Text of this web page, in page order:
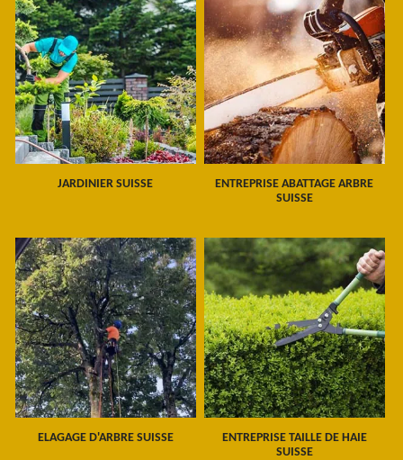
JARDINIER SUISSE
ENTREPRISE ABATTAGE ARBRE
SUISSE
ELAGAGE D'ARBRE SUISSE
ENTREPRISE TAILLE DE HAIE
SUISSE